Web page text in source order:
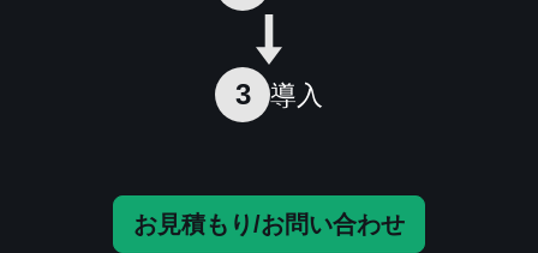
3 導入
お見積もり/お問い合わせ